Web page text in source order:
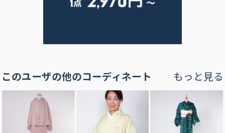
このユーザの他のコーディネート もっと見る